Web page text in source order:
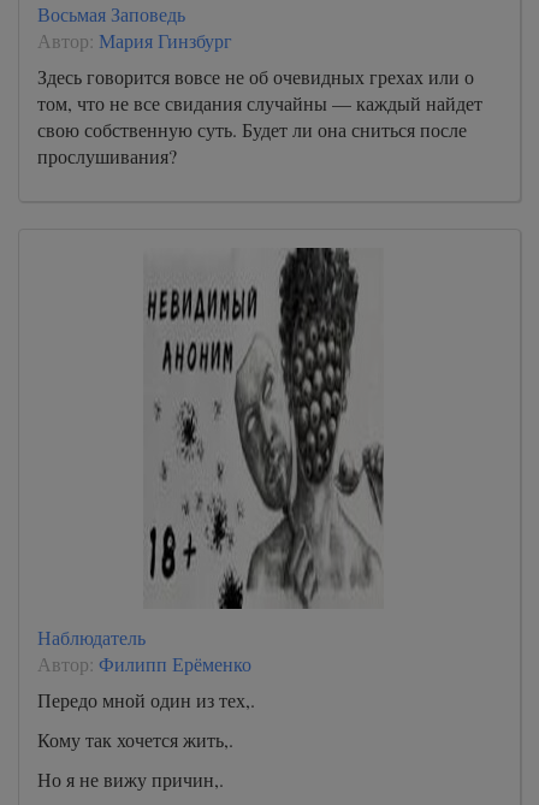
Восьмая Заповедь
Автор: Мария Гинзбург
Здесь говорится вовсе не об очевидных грехах или о
том, что не все свидания случайны — каждый найдет
свою собственную суть. Будет ли она сниться после
прослушивания?
Наблюдатель
Автор: Филипп Ерёменко
Передо мной один из тех,.
Кому так хочется жить,.
Но я не вижу причин,.